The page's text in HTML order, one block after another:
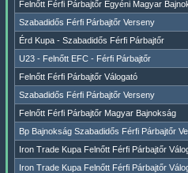
Felnőtt Férfi Párbajtőr Egyéni Magyar
Szabadidős Férfi Párbajtőr Verseny
Érd Kupa - Szabadidős Férfi Párbajtőr
U23 - Felnőtt EFC - Férfi Párbajtőr
Felnőtt Férfi Párbajtőr Válogató
Szabadidős Férfi Párbajtőr Verseny
Felnőtt Férfi Párbajtőr Magyar Bajnokság
Bp Bajnokság Szabadidős Férfi Párbajtőr
Iron Trade Kupa Felnőtt Férfi Párbajtőr
Iron Trade Kupa Felnőtt Férfi Párbajtőr